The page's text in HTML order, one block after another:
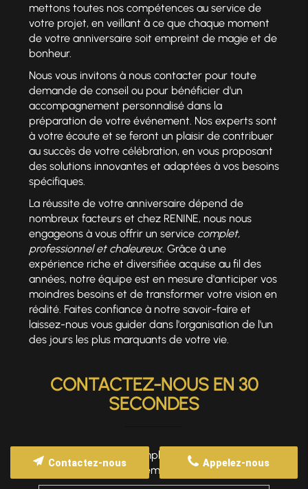
mettons toutes nos compétences au service de
votre projet, en veillant à ce que chaque moment
de votre anniversaire soit empreint de magie et de
bonheur.
Nous vous invitons à nous contacter pour toute
demande de conseil ou pour bénéficier d'un
accompagnement personnalisé dans la
préparation de votre événement. Nos experts sont
à votre écoute et se feront un plaisir de contribuer
au succès de votre célébration, en vous proposant
des solutions innovantes et adaptées à vos besoins
spécifiques.
La réussite de votre anniversaire dépend de
nombreux facteurs et chez RENINE, nous nous
engageons à vous offrir un service complet,
professionnel et chaleureux. Grâce à une
expérience riche et diversifiée acquise au fil des
années, notre équipe est en mesure d'anticiper vos
moindres besoins et de transformer votre vision en
réalité. Faites confiance à notre savoir-faire et
laissez-nous vous guider dans l'organisation de l'un
des jours les plus marquants de votre vie.
CONTACTEZ-NOUS EN 30
SECONDES
Merci de bien vouloir remplir ce formulaire afin de
nous faire part de vos demandes.
Appelez-nous
Contactez-nous